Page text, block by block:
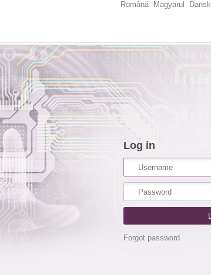
Română Magyarul Dansk
Log in
Forgot password